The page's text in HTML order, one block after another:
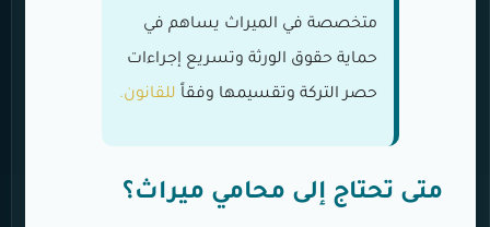
متخصصة في الميراث يساهم في
حماية حقوق الورثة وتسريع إجراءات
حصر التركة وتقسيمها وفقاً للقانون.
متى تحتاج إلى محامي ميراث؟